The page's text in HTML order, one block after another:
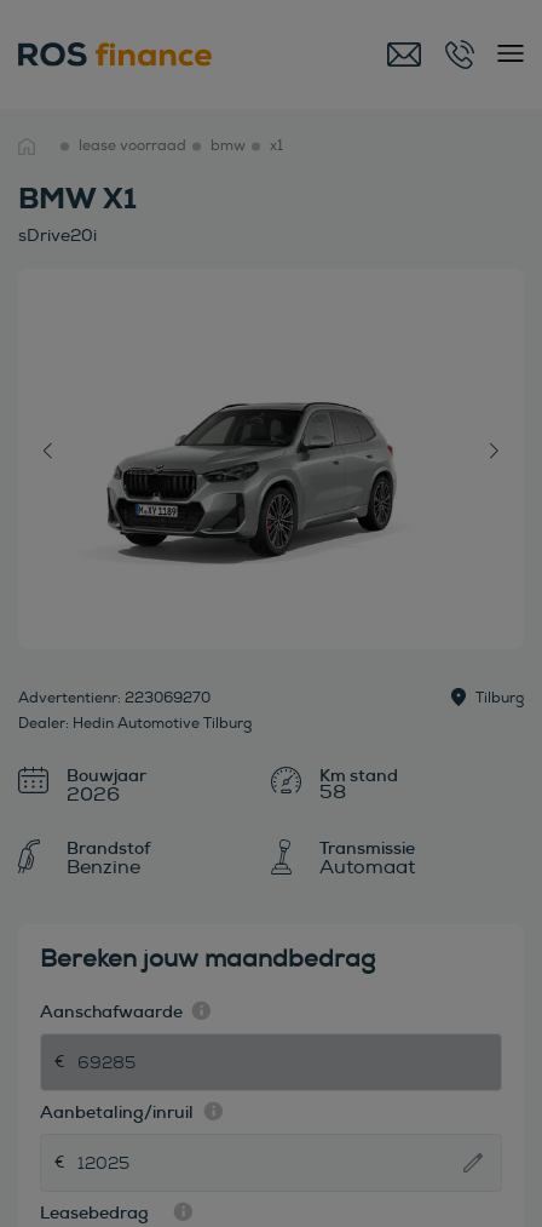
lease voorraad bmw x1
BMW X1
sDrive20i
Advertentienr: 223069270
Dealer: Hedin Automotive Tilburg
Tilburg
Bouwjaar
2026 58
Brandstof
Benzine
Transmissie
Automaat
Bereken jouw maandbedrag
Aanschafwaarde
Aanbetaling/inruil
Leasebedrag